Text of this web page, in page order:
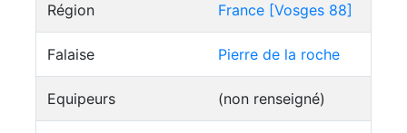
Région France [Vosges 88]
Falaise Pierre de la roche
Equipeurs (non renseigné)